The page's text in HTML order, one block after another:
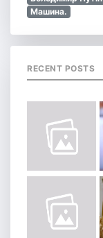
Машина.
RECENT POSTS